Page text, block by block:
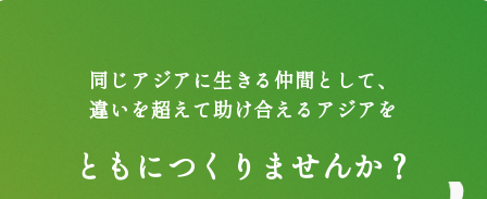
同じアジアに生きる仲間として、
違いを超えて助け合えるアジアを
ともにつくりませんか？